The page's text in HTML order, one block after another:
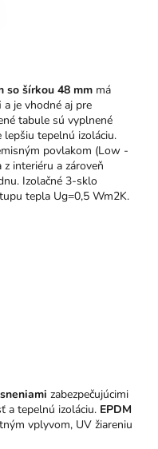
so šírkou 48 mm má
a je vhodné aj pre
tabule sú vyplnené
tepelnú izoláciu.
povlakom (Low -
interiéru a zároveň
Izolačné 3-sklo
tepla Ug=0,5 Wm2K.
zabezpečujúcimi
a tepelnú izoláciu. EPDM
vplyvom, UV žiareniu